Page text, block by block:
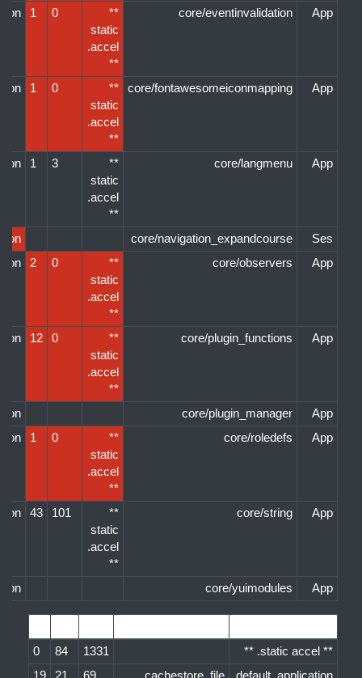
App
core/eventinvalidation
**
static
accel.
**
0
1
App
core/fontawesomeiconmapping
**
static
accel.
**
0
1
App
core/langmenu
**
static
accel.
**
3
1
Ses
core/navigation_expandcourse
App
core/observers
**
static
accel.
**
0
2
App
core/plugin_functions
**
static
accel.
**
0
12
App
core/plugin_manager
App
core/roledefs
**
static
accel.
**
0
1
App
core/string
**
static
accel.
**
101
43
App
core/yuimodules
** static accel. **
1331
84
0